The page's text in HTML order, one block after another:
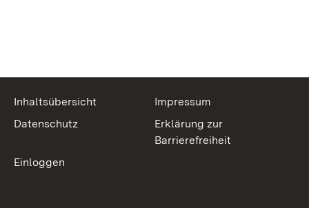
Inhaltsübersicht
Impressum
Datenschutz
Erklärung zur
Barrierefreiheit
Einloggen